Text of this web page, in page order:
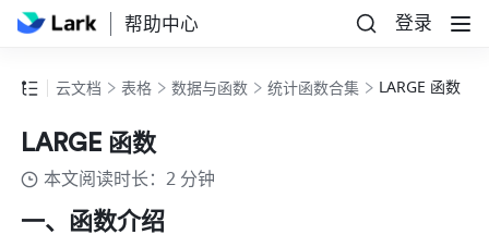
帮助中心 登录
云文档 表格 数据与函数 统计函数合集 LARGE 函数
LARGE 函数
本文阅读时长：2 分钟
一、函数介绍